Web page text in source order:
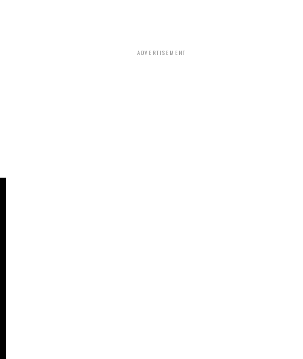
ADVERTISEMENT